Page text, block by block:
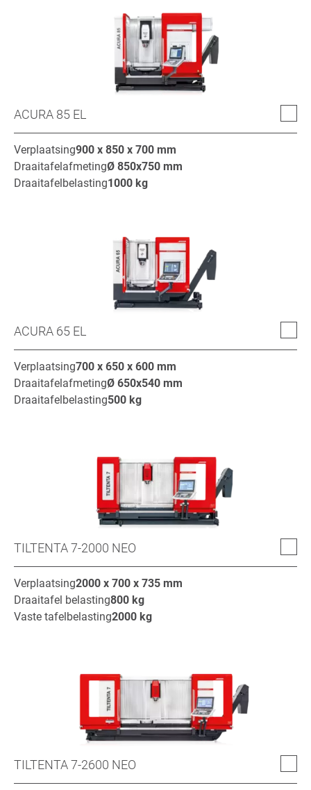
ACURA 85 EL
Verplaatsing900 x 850 x 700 mm
DraaitafelafmetingØ 850x750 mm
Draaitafelbelasting1000 kg
ACURA 65 EL
Verplaatsing700 x 650 x 600 mm
DraaitafelafmetingØ 650x540 mm
Draaitafelbelasting500 kg
TILTENTA 7-2000 NEO
Verplaatsing2000 x 700 x 735 mm
Draaitafel belasting800 kg
Vaste tafelbelasting2000 kg
TILTENTA 7-2600 NEO